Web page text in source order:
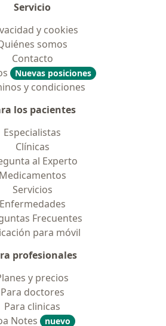
Servicio
y cookies
somos
Contacto
Nuevas posiciones
y condiciones
los pacientes
Especialistas
Clínicas
al Experto
Medicamentos
Servicios
Enfermedades
Frecuentes
para móvil
profesionales
y precios
Para doctores
Para clinicas
Notes
nuevo